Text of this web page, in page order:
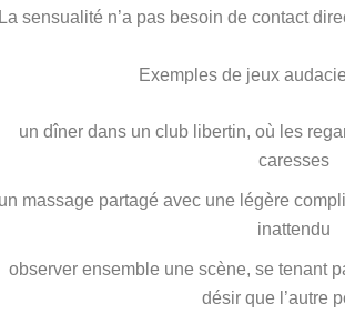
La sensualité n’a pas besoin de contact
Exemples de jeux
un dîner dans un club libertin, où les
caresses
un massage partagé avec une légère
inattendu
observer ensemble une scène, se tenant
désir que l’autre